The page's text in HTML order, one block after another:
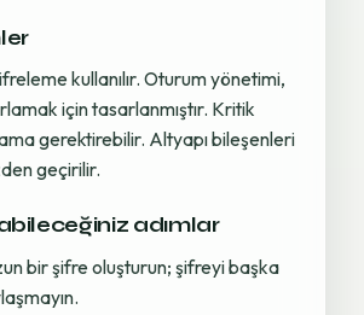
kullanılır. Oturum yönetimi,
için tasarlanmıştır. Kritik
gerektirebilir. Altyapı bileşenleri
geçirilir.
adımlar
bir şifre oluşturun; şifreyi başka